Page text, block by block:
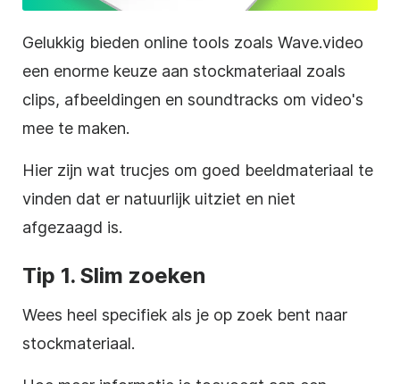
Gelukkig bieden online tools zoals Wave.video
een enorme keuze aan stockmateriaal zoals
clips, afbeeldingen en soundtracks om video's
mee te maken.
Hier zijn wat trucjes om goed beeldmateriaal te
vinden dat er natuurlijk uitziet en niet
afgezaagd is.
Tip 1. Slim zoeken
Wees heel specifiek als je op zoek bent naar
stockmateriaal.